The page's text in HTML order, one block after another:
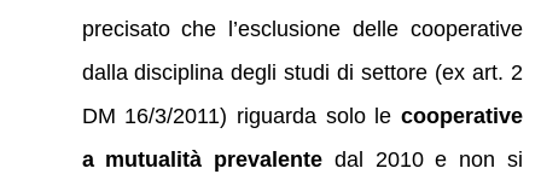
precisato che l’esclusione delle cooperative
dalla disciplina degli studi di settore (ex art. 2
DM 16/3/2011) riguarda solo le cooperative
a mutualità prevalente dal 2010 e non si